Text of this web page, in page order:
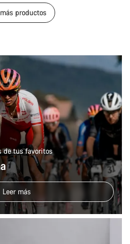
productos
de tus favoritos
Leer más